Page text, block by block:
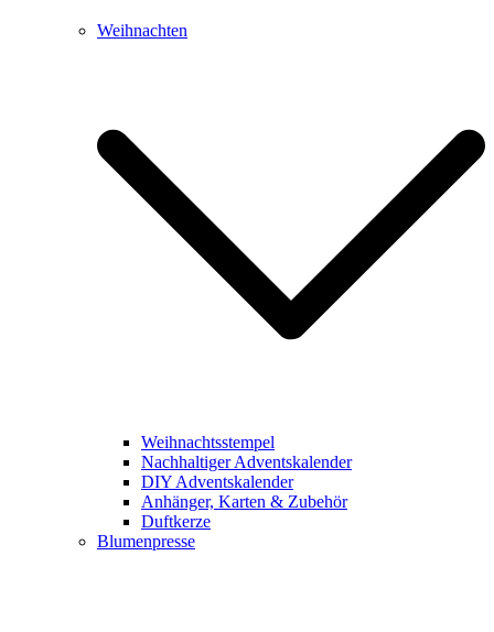
Weihnachten
Weihnachtsstempel
Nachhaltiger Adventskalender
DIY Adventskalender
Anhänger, Karten & Zubehör
Duftkerze
Blumenpresse